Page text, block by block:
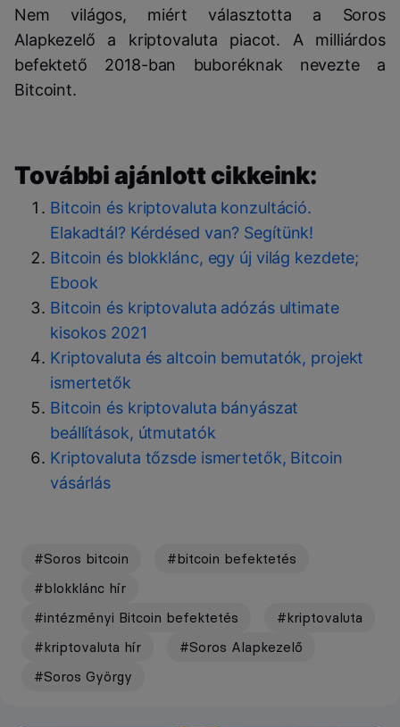
Nem világos, miért választotta a Soros
Alapkezelő a kriptovaluta piacot. A milliárdos
befektető 2018-ban buboréknak nevezte a
Bitcoint.
További ajánlott cikkeink:
Bitcoin és kriptovaluta konzultáció.
Elakadtál? Kérdésed van? Segítünk!
Bitcoin és blokklánc, egy új világ kezdete;
Ebook
Bitcoin és kriptovaluta adózás ultimate
kisokos 2021
Kriptovaluta és altcoin bemutatók, projekt
ismertetők
Bitcoin és kriptovaluta bányászat
beállítások, útmutatók
Kriptovaluta tőzsde ismertetők, Bitcoin
vásárlás
#Soros bitcoin
#bitcoin befektetés
#blokklánc hír
#intézményi Bitcoin befektetés
#kriptovaluta
#kriptovaluta hír
#Soros Alapkezelő
#Soros György